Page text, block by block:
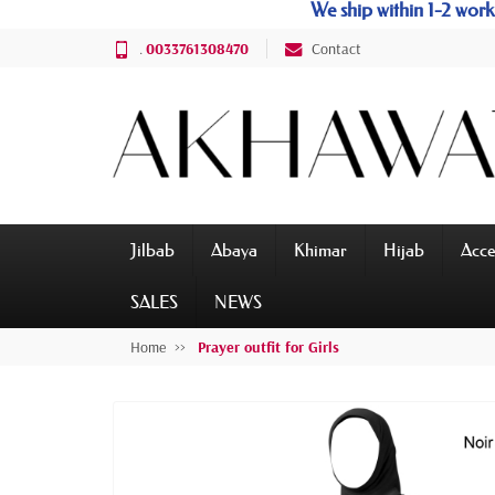
We ship within 1-2
. 0033761308470 Contact
Jilbab Abaya Khimar Hijab
SALES NEWS
Home Prayer outfit for Girls